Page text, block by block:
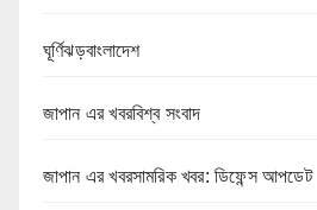
ঘূর্ণিঝড়বাংলাদেশ
জাপান এর খবরবিশ্ব সংবাদ
জাপান এর খবরসামরিক খবর: ডিফেন্স আপডেট